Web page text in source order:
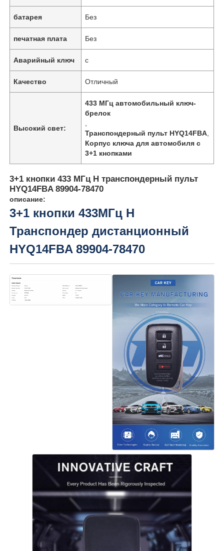
Главная страница
Продукция
Ролики
батарея Без
печатная плата Без
Аварийный ключ с
Качество Отличный
Высокий свет:
433 МГц автомобильный ключ-
брелок
Транспондерный пульт HYQ14FBA
Корпус ключа для автомобиля с
3+1 кнопками
3+1 кнопки 433 МГц H транспондерный пульт
HYQ14FBA 89904-78470
описание:
3+1 кнопки 433МГц H
Транспондер дистанционный
HYQ14FBA 89904-78470